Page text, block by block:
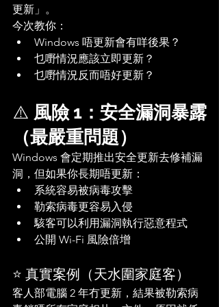
更新」。
今次教你：
Windows 唔更新會有咩後果？
乜嘢情況應該立即更新？
乜嘢情況反而唔好更新？
⚠️ 風險 1：安全漏洞暴露
（最嚴重問題）
Windows 會定期推出安全更新去修補漏
洞，但如果你長期唔更新：
系統容易被病毒攻擊
勒索病毒更容易入侵
駭客可以利用漏洞執行惡意程式
公開 Wi-Fi 風險倍增
⭐ 真實案例（天水圍家庭客）
客人部電腦 2 年冇更新，結果被勒索病